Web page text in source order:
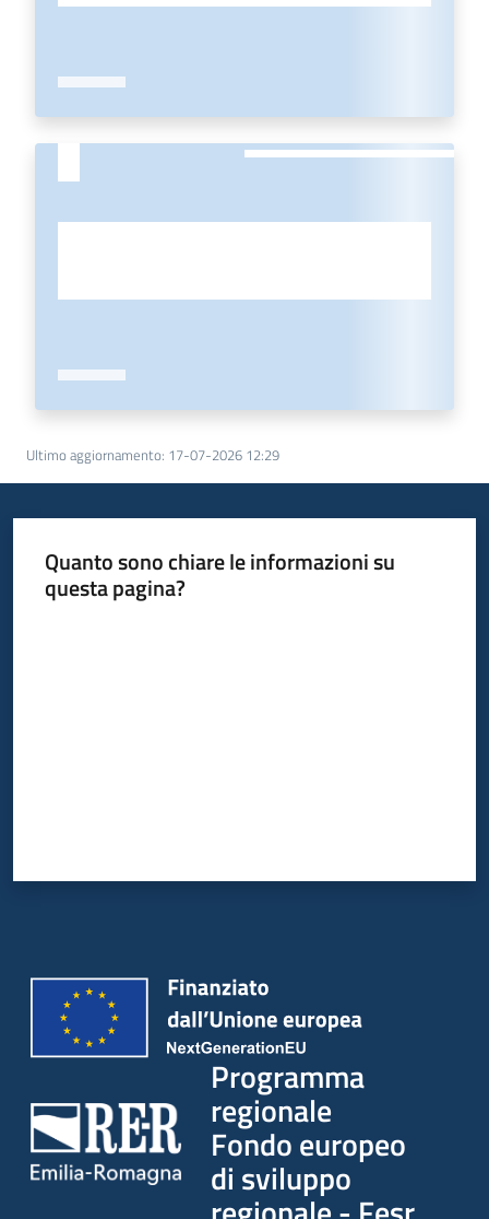
Ultimo aggiornamento: 17-07-2026 12:29
Quanto sono chiare le informazioni su
questa pagina?
Programma
regionale
Fondo europeo
di sviluppo